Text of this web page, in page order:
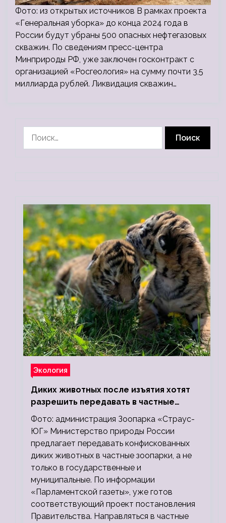
Фото: из открытых источников В рамках проекта
«Генеральная уборка» до конца 2024 года в
России будут убраны 500 опасных нефтегазовых
скважин. По сведениям пресс-центра
Минприроды РФ, уже заключен госконтракт с
организацией «Росгеология» на сумму почти 3,5
миллиарда рублей. Ликвидация скважин…
Экология
Диких животных после изъятия хотят
разрешить передавать в частные
зоопарки
Фото: администрация Зоопарка «Страус-
ЮГ» Министерство природы России
предлагает передавать конфискованных
диких животных в частные зоопарки, а не
только в государственные и
муниципальные. По информации
«Парламентской газеты», уже готов
соответствующий проект постановления
Правительства. Направляться в частные